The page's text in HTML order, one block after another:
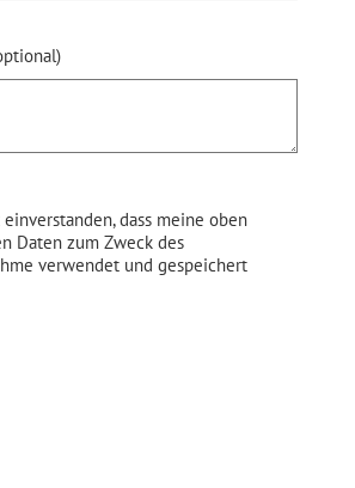
dass meine oben
Daten zum Zweck des
verwendet und gespeichert